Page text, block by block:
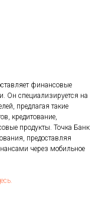
финансовые
Он специализируется на
предлагая такие
кредитование,
продукты. Точка Банк
предоставляя
через мобильное